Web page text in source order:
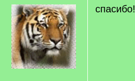
спасибо!